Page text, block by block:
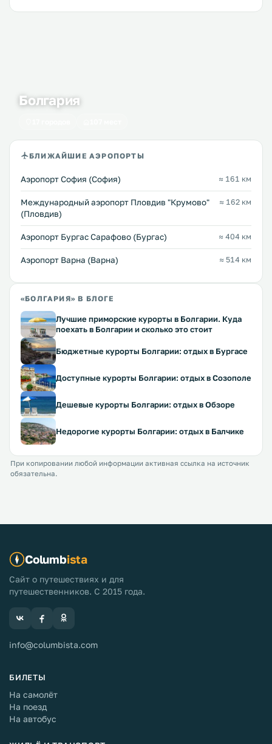
Болгария
БЛИЖАЙШИЕ АЭРОПОРТЫ
Аэропорт София (София) ≈ 161 км
Международный аэропорт Пловдив "Крумово"
(Пловдив)
≈ 162 км
Аэропорт Бургас Сарафово (Бургас) ≈ 404 км
Аэропорт Варна (Варна) ≈ 514 км
«БОЛГАРИЯ» В БЛОГЕ
Лучшие приморские курорты в Болгарии. Куда
поехать в Болгарии и сколько это стоит
Бюджетные курорты Болгарии: отдых в Бургасе
Доступные курорты Болгарии: отдых в Созополе
Дешевые курорты Болгарии: отдых в Обзоре
Недорогие курорты Болгарии: отдых в Балчике
При копировании любой информации активная ссылка на источник
обязательна.
Columbista
Сайт о путешествиях и для
путешественников. С 2015 года.
info@columbista.com
БИЛЕТЫ
На самолёт
На поезд
На автобус